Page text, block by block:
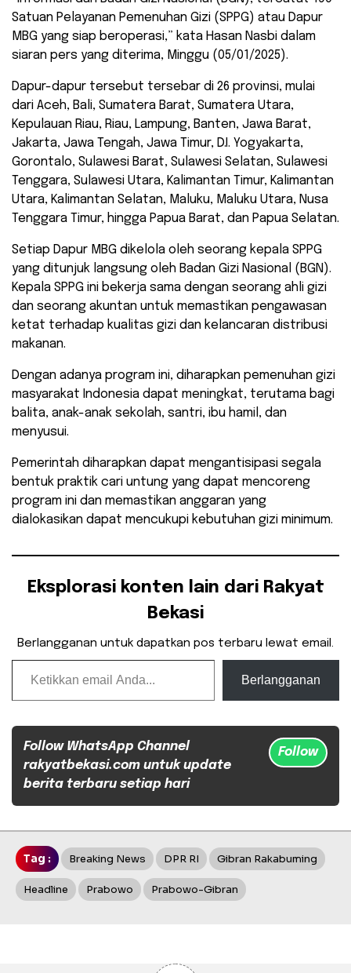
Satuan Pelayanan Pemenuhan Gizi (SPPG) atau Dapur
MBG yang siap beroperasi,” kata Hasan Nasbi dalam
siaran pers yang diterima, Minggu (05/01/2025).
Dapur-dapur tersebut tersebar di 26 provinsi, mulai
dari Aceh, Bali, Sumatera Barat, Sumatera Utara,
Kepulauan Riau, Riau, Lampung, Banten, Jawa Barat,
Jakarta, Jawa Tengah, Jawa Timur, D.I. Yogyakarta,
Gorontalo, Sulawesi Barat, Sulawesi Selatan, Sulawesi
Tenggara, Sulawesi Utara, Kalimantan Timur, Kalimantan
Utara, Kalimantan Selatan, Maluku, Maluku Utara, Nusa
Tenggara Timur, hingga Papua Barat, dan Papua Selatan.
Setiap Dapur MBG dikelola oleh seorang kepala SPPG
yang ditunjuk langsung oleh Badan Gizi Nasional (BGN).
Kepala SPPG ini bekerja sama dengan seorang ahli gizi
dan seorang akuntan untuk memastikan pengawasan
ketat terhadap kualitas gizi dan kelancaran distribusi
makanan.
Dengan adanya program ini, diharapkan pemenuhan gizi
masyarakat Indonesia dapat meningkat, terutama bagi
balita, anak-anak sekolah, santri, ibu hamil, dan
menyusui.
Pemerintah diharapkan dapat mengantisipasi segala
bentuk praktik cari untung yang dapat mencoreng
program ini dan memastikan anggaran yang
dialokasikan dapat mencukupi kebutuhan gizi minimum.
Eksplorasi konten lain dari Rakyat
Bekasi
Berlangganan untuk dapatkan pos terbaru lewat email.
Ketikkan email Anda...
Berlangganan
Follow WhatsApp Channel
rakyatbekasi.com untuk update
berita terbaru setiap hari
Follow
Tag : Breaking News DPR RI Gibran Rakabuming
Headline Prabowo Prabowo-Gibran